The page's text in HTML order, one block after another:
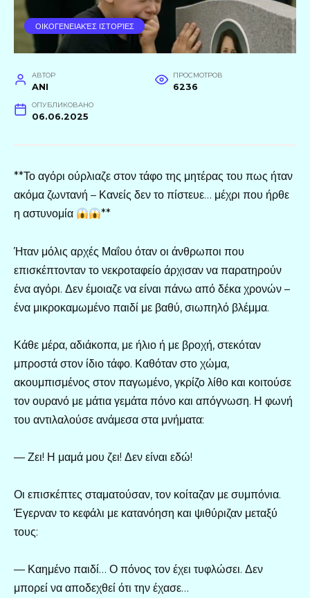
ΟΙΚΟΓΕΝΕΙΑΚΈΣ ΙΣΤΟΡΊΕΣ
АВТОР
ANI
ПРОСМОТРОВ
6236
ОПУБЛИКОВАНО
06.06.2025
**Το αγόρι ούρλιαζε στον τάφο της μητέρας του πως ήταν
ακόμα ζωντανή – Κανείς δεν το πίστευε… μέχρι που ήρθε
η αστυνομία
**
Ήταν μόλις αρχές Μαΐου όταν οι άνθρωποι που
επισκέπτονταν το νεκροταφείο άρχισαν να παρατηρούν
ένα αγόρι. Δεν έμοιαζε να είναι πάνω από δέκα χρονών –
ένα μικροκαμωμένο παιδί με βαθύ, σιωπηλό βλέμμα.
Κάθε μέρα, αδιάκοπα, με ήλιο ή με βροχή, στεκόταν
μπροστά στον ίδιο τάφο. Καθόταν στο χώμα,
ακουμπισμένος στον παγωμένο, γκρίζο λίθο και κοιτούσε
τον ουρανό με μάτια γεμάτα πόνο και απόγνωση. Η φωνή
του αντιλαλούσε ανάμεσα στα μνήματα:
— Ζει! Η μαμά μου ζει! Δεν είναι εδώ!
Οι επισκέπτες σταματούσαν, τον κοίταζαν με συμπόνια.
Έγερναν το κεφάλι με κατανόηση και ψιθύριζαν μεταξύ
τους:
— Καημένο παιδί… Ο πόνος τον έχει τυφλώσει. Δεν
μπορεί να αποδεχθεί ότι την έχασε…